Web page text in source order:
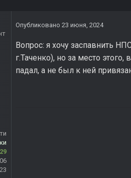
Опубликовано 23 июня, 2024
Вопрос: я хочу заспавнить
г.Таченко), но за место
падал, а не был к ней